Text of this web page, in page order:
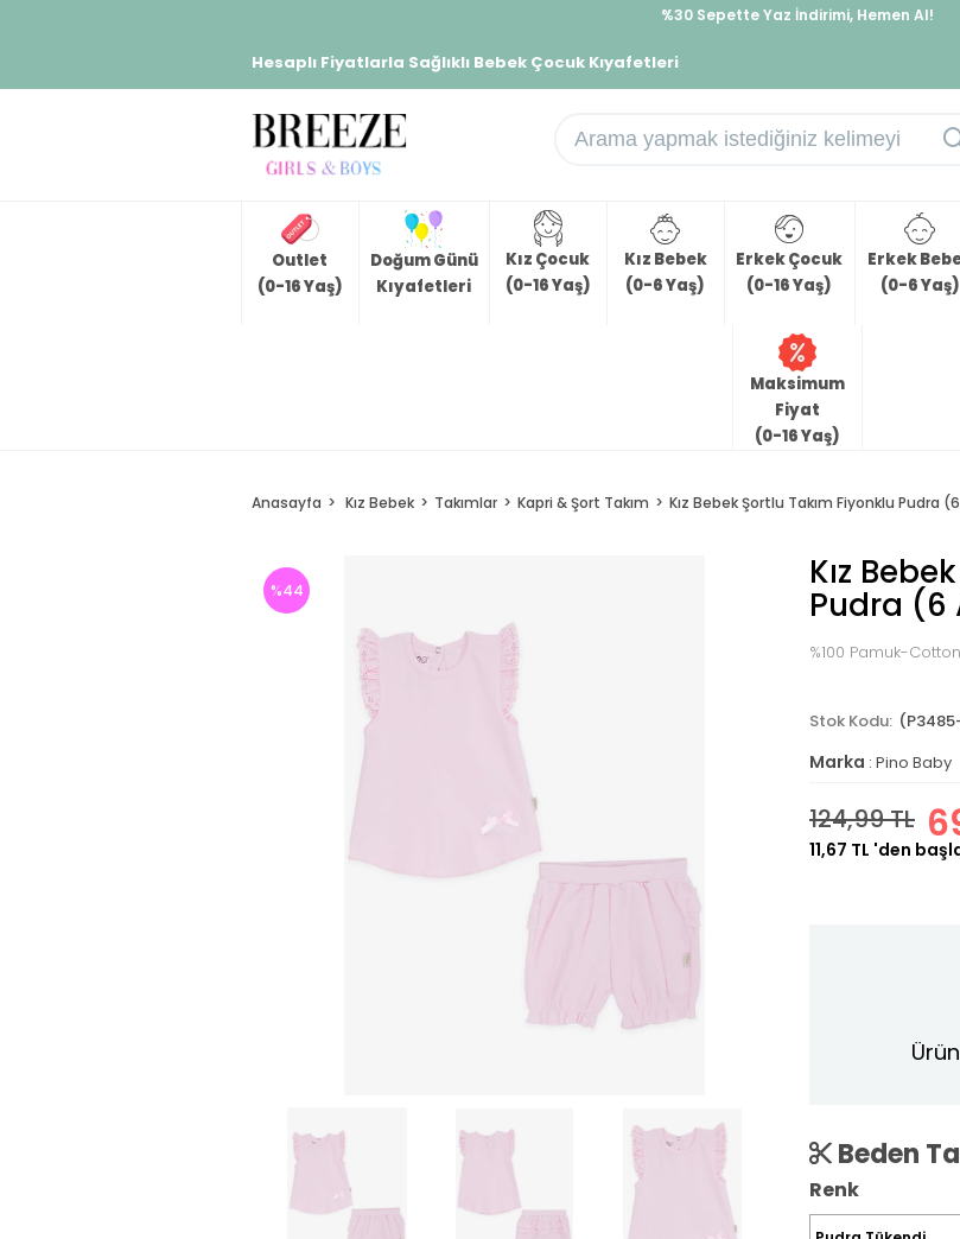
%30 Sepette Yaz İndirimi, Hemen Al!
Hesaplı Fiyatlarla Sağlıklı Bebek Çocuk Kıyafetleri
Outlet
(0-16 Yaş)
Doğum Günü
Kıyafetleri
Kız Çocuk
(0-16 Yaş)
Kız Bebek
(0-6 Yaş)
Erkek Çocuk
(0-16 Yaş)
Erkek
(0-6 Yaş)
Maksimum
Fiyat
(0-16 Yaş)
Anasayfa Kız Bebek Takımlar Kapri & Şort Takım Kız Bebek Şortlu Takım Fiyonklu Pudra
%44 Kız
Pudra (6
%100 Pamuk-Cotton
Marka : Pino Baby
124,99 TL
11,67 TL 'den
Beden
Renk